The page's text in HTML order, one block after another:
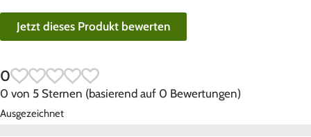
Jetzt dieses Produkt bewerten
0
0 von 5 Sternen (basierend auf 0 Bewertungen)
Ausgezeichnet